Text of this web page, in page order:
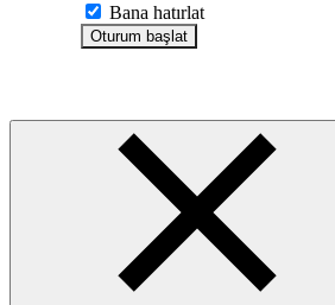
Bana hatırlat
Oturum başlat